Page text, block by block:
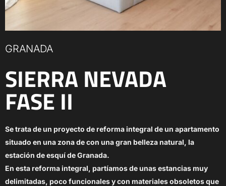
GRANADA
SIERRA NEVADA
FASE II
Se trata de un proyecto de reforma integral de un apartamento
situado en una zona de con una gran belleza natural, la
estación de esquí de Granada.
En esta reforma integral, partíamos de unas estancias muy
delimitadas, poco funcionales y con materiales obsoletos que